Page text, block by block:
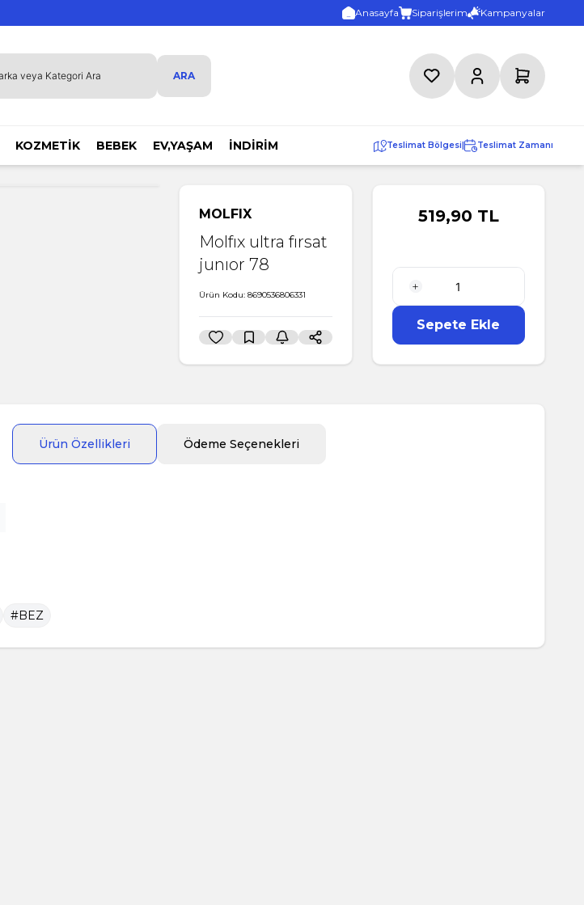
Anasayfa Siparişlerim Kampanyalar
ARA FavorilerimHesabım Sepetim
KOZMETİK BEBEK EV,YAŞAM İNDİRİM Teslimat Bölgesi| Teslimat Zamanı
MOLFIX
Molfıx ultra fırsat
junıor 78
Ürün Kodu: 8690536806331
519,90 TL
1 Adet
Sepete Ekle
Ürün Özellikleri Ödeme Seçenekleri
#BEZ